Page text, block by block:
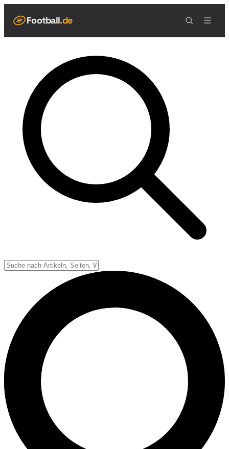
Football.de
Live Scores
Spielplan
Teams
Tabelle
Football Regeln
Punkte & Scoring
Strafen & Fouls
Schiedsrichter
Football Lexikon